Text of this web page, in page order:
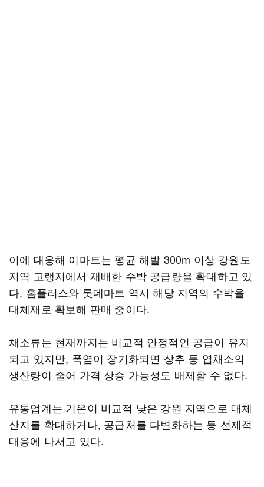
이에 대응해 이마트는 평균 해발 300m 이상 강원도
지역 고랭지에서 재배한 수박 공급량을 확대하고 있
다. 홈플러스와 롯데마트 역시 해당 지역의 수박을
대체재로 확보해 판매 중이다.
채소류는 현재까지는 비교적 안정적인 공급이 유지
되고 있지만, 폭염이 장기화되면 상추 등 엽채소의
생산량이 줄어 가격 상승 가능성도 배제할 수 없다.
유통업계는 기온이 비교적 낮은 강원 지역으로 대체
산지를 확대하거나, 공급처를 다변화하는 등 선제적
대응에 나서고 있다.